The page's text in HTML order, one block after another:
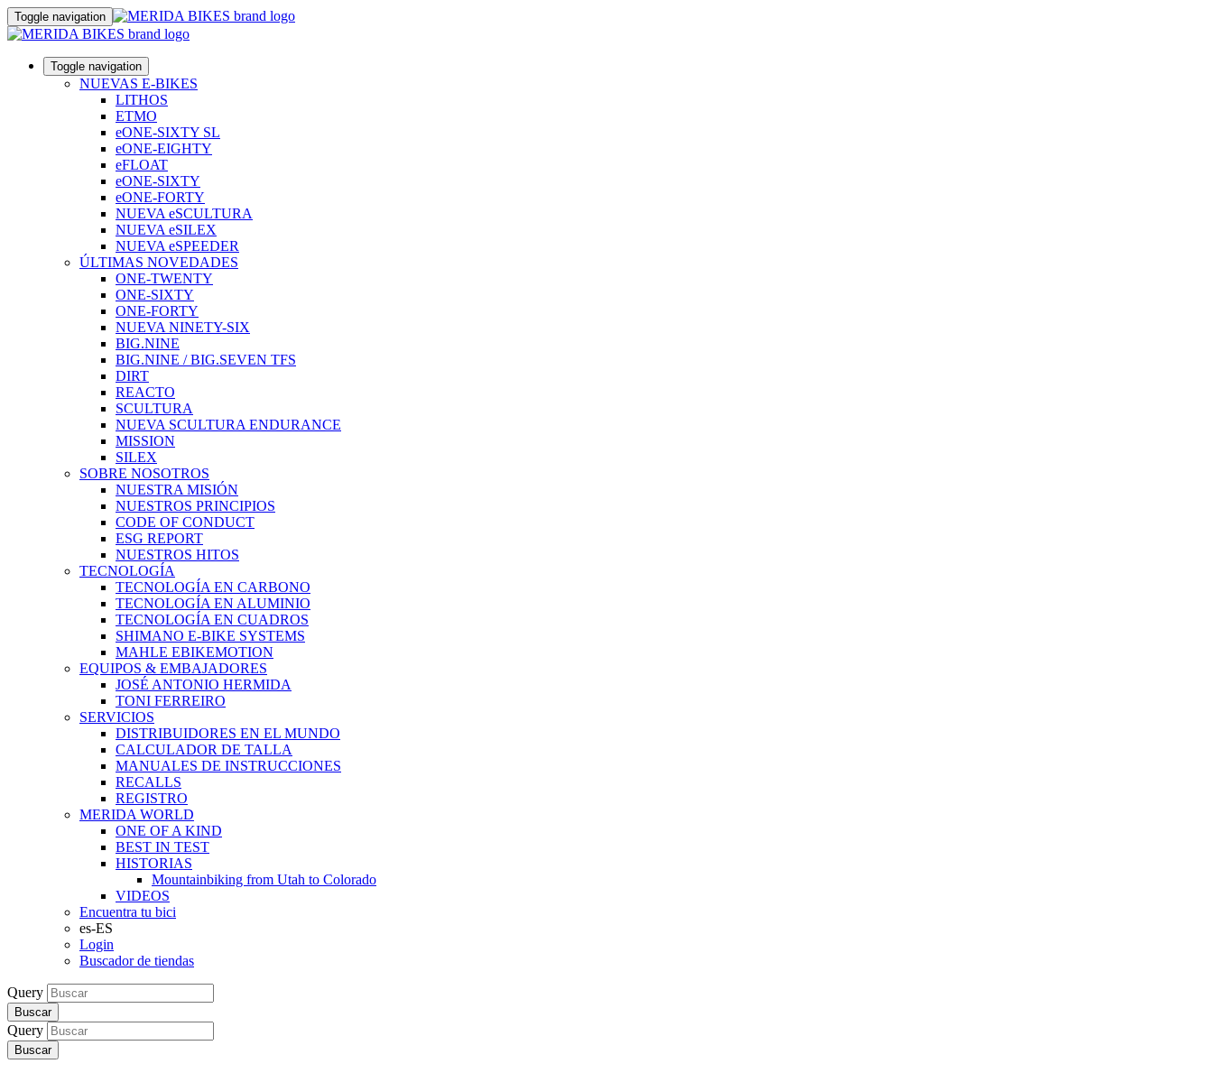
Toggle navigation
Toggle navigation
NUEVAS E-BIKES
LITHOS
ETMO
eONE-SIXTY SL
eONE-EIGHTY
eFLOAT
eONE-SIXTY
eONE-FORTY
NUEVA eSCULTURA
NUEVA eSILEX
NUEVA eSPEEDER
ÚLTIMAS NOVEDADES
ONE-TWENTY
ONE-SIXTY
ONE-FORTY
NUEVA NINETY-SIX
BIG.NINE
BIG.NINE / BIG.SEVEN TFS
DIRT
REACTO
SCULTURA
NUEVA SCULTURA ENDURANCE
MISSION
SILEX
SOBRE NOSOTROS
NUESTRA MISIÓN
NUESTROS PRINCIPIOS
CODE OF CONDUCT
ESG REPORT
NUESTROS HITOS
TECNOLOGÍA
TECNOLOGÍA EN CARBONO
TECNOLOGÍA EN ALUMINIO
TECNOLOGÍA EN CUADROS
SHIMANO E-BIKE SYSTEMS
MAHLE EBIKEMOTION
EQUIPOS & EMBAJADORES
JOSÉ ANTONIO HERMIDA
TONI FERREIRO
SERVICIOS
DISTRIBUIDORES EN EL MUNDO
CALCULADOR DE TALLA
MANUALES DE INSTRUCCIONES
RECALLS
REGISTRO
MERIDA WORLD
ONE OF A KIND
BEST IN TEST
HISTORIAS
Mountainbiking from Utah to Colorado
VIDEOS
Encuentra tu bici
es-ES
Login
Buscador de tiendas
Query
Buscar
Query
Buscar